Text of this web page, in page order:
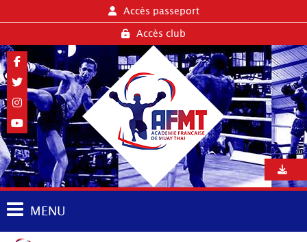
Accès passeport
Accès club
MENU